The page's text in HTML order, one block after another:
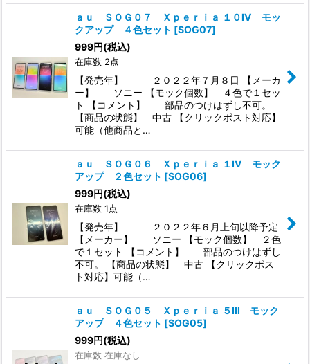
ａｕ ＳＯＧ０７ Ｘｐｅｒｉａ １０IV モッ
クアップ ４色セット [SOG07]
999円(税込)
在庫数 2点
【発売年】 ２０２２年７月８日 【メーカ
ー】 ソニー 【モック個数】 ４色で１セッ
ト 【コメント】 部品のつけはずし不可。
【商品の状態】 中古 【クリックポスト対応】
可能（他商品と…
ａｕ ＳＯＧ０６ Ｘｐｅｒｉａ １IV モック
アップ ２色セット [SOG06]
999円(税込)
在庫数 1点
【発売年】 ２０２２年６月上旬以降予定
【メーカー】 ソニー 【モック個数】 ２色
で１セット 【コメント】 部品のつけはずし
不可。 【商品の状態】 中古 【クリックポス
ト対応】可能（…
ａｕ ＳＯＧ０５ Ｘｐｅｒｉａ ５III モック
アップ ４色セット [SOG05]
999円(税込)
在庫数 在庫なし